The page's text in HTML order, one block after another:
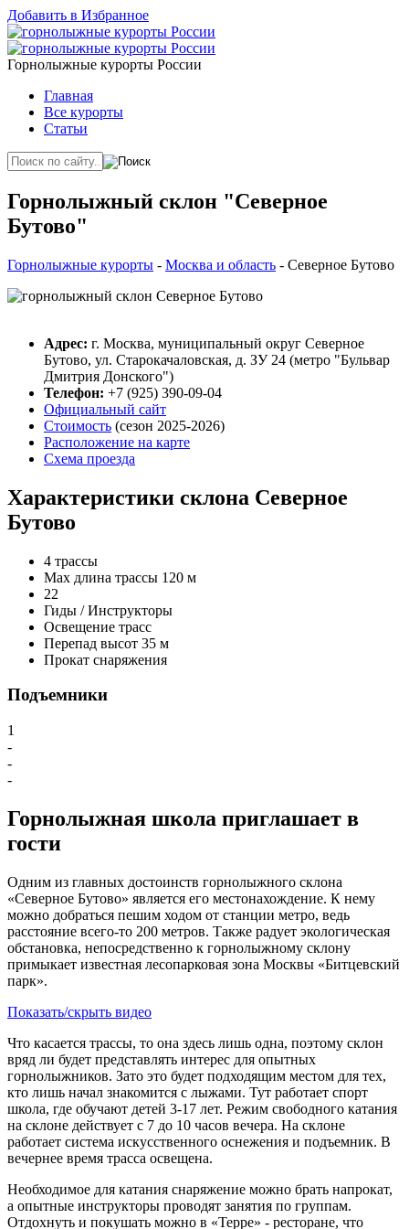
Добавить в Избранное
Горнолыжные курорты России
Главная
Все курорты
Статьи
Горнолыжный склон "Северное
Бутово"
Горнолыжные курорты - Москва и область - Северное Бутово
Адрес: г. Москва, муниципальный округ Северное
Бутово, ул. Старокачаловская, д. ЗУ 24 (метро "Бульвар
Дмитрия Донского")
Телефон: +7 (925) 390-09-04
Официальный сайт
Стоимость (сезон 2025-2026)
Расположение на карте
Схема проезда
Характеристики склона Северное
Бутово
4 трассы
Max длина трассы 120 м
22
Гиды / Инструкторы
Освещение трасс
Перепад высот 35 м
Прокат снаряжения
Подъемники
1
-
-
-
Горнолыжная школа приглашает в
гости
Одним из главных достоинств горнолыжного склона
«Северное Бутово» является его местонахождение. К нему
можно добраться пешим ходом от станции метро, ведь
расстояние всего-то 200 метров. Также радует экологическая
обстановка, непосредственно к горнолыжному склону
примыкает известная лесопарковая зона Москвы «Битцевский
парк».
Показать/скрыть видео
Что касается трассы, то она здесь лишь одна, поэтому склон
вряд ли будет представлять интерес для опытных
горнолыжников. Зато это будет подходящим местом для тех,
кто лишь начал знакомится с лыжами. Тут работает спорт
школа, где обучают детей 3-17 лет. Режим свободного катания
на склоне действует с 7 до 10 часов вечера. На склоне
работает система искусственного оснежения и подъемник. В
вечернее время трасса освещена.
Необходимое для катания снаряжение можно брать напрокат,
а опытные инструкторы проводят занятия по группам.
Отдохнуть и покушать можно в «Терре» - ресторане, что